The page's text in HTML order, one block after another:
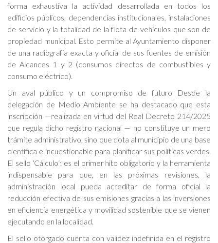
forma exhaustiva la actividad desarrollada en todos los
edificios públicos, dependencias institucionales, instalaciones
de servicio y la totalidad de la flota de vehículos que son de
propiedad municipal. Esto permite al Ayuntamiento disponer
de una radiografía exacta y oficial de sus fuentes de emisión
de Alcances 1 y 2 (consumos directos de combustibles y
consumo eléctrico).
Un aval público y un compromiso de futuro Desde la
delegación de Medio Ambiente se ha destacado que esta
inscripción —realizada en virtud del Real Decreto 214/2025
que regula dicho registro nacional — no constituye un mero
trámite administrativo, sino que dota al municipio de una base
científica e incuestionable para planificar sus políticas verdes.
El sello ‘Cálculo’; es el primer hito obligatorio y la herramienta
indispensable para que, en las próximas revisiones, la
administración local pueda acreditar de forma oficial la
reducción efectiva de sus emisiones gracias a las inversiones
en eficiencia energética y movilidad sostenible que se vienen
ejecutando en la localidad.
El sello otorgado cuenta con validez indefinida en el registro